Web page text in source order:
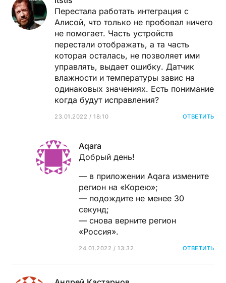
Перестала работать интеграция с
Алисой, что только не пробовал ничего
не помогает. Часть устройств
перестали отображать, а та часть
которая осталась, не позволяет ими
управлять, выдает ошибку. Датчик
влажности и температуры завис на
одинаковых значениях. Есть понимание
когда будут исправления?
23.01.2022 / 18:10 ОТВЕТИТЬ
Aqara
Добрый день!
— в приложении Aqara измените
регион на «Корею»;
— подождите не менее 30
секунд;
— снова верните регион
«Россия».
24.01.2022 / 13:32 ОТВЕТИТЬ